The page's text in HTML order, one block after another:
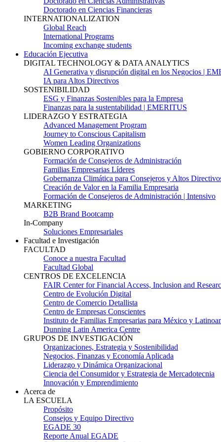
Doctorado en Ciencias Financieras
INTERNATIONALIZATION
Global Reach
International Programs
Incoming exchange students
Educación Ejecutiva
DIGITAL TECHNOLOGY & DATA ANALYTICS
AI Generativa y disrupción digital en los Negocios |
IA para Altos Directivos
SOSTENIBILIDAD
ESG y Finanzas Sostenibles para la Empresa
Finanzas para la sustentabilidad | EMERITUS
LIDERAZGO Y ESTRATEGIA
Advanced Management Program
Journey to Conscious Capitalism
Women Leading Organizations
GOBIERNO CORPORATIVO
Formación de Consejeros de Administración
Familias Empresarias Líderes
Gobernanza Climática para Consejeros y Altos
Creación de Valor en la Familia Empresaria
Formación de Consejeros de Administración | Intensivo
MARKETING
B2B Brand Bootcamp
In-Company
Soluciones Empresariales
Facultad e Investigación
FACULTAD
Conoce a nuestra Facultad
Facultad Global
CENTROS DE EXCELENCIA
FAIR Center for Financial Access, Inclusion and
Centro de Evolución Digital
Centro de Comercio Detallista
Centro de Empresas Conscientes
Instituto de Familias Empresarias para México y
Dunning Latin America Centre
GRUPOS DE INVESTIGACIÓN
Organizaciones, Estrategia y Sostenibilidad
Negocios, Finanzas y Economía Aplicada
Liderazgo y Dinámica Organizacional
Ciencia del Consumidor y Estrategia de Mercadotecnia
Innovación y Emprendimiento
Acerca de
LA ESCUELA
Propósito
Consejos y Equipo Directivo
EGADE 30
Reporte Anual EGADE